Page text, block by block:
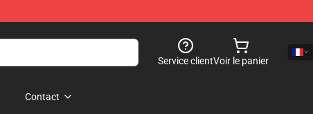
Service clientVoir le panier
Contact